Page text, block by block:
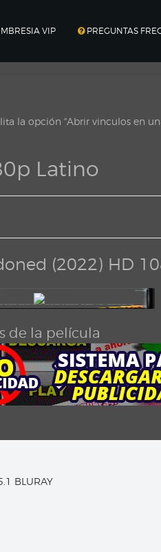
VIP PREGUNTAS
la opción "Abrir vinculos en
Latino
(2022) HD
de la película
BLURAY